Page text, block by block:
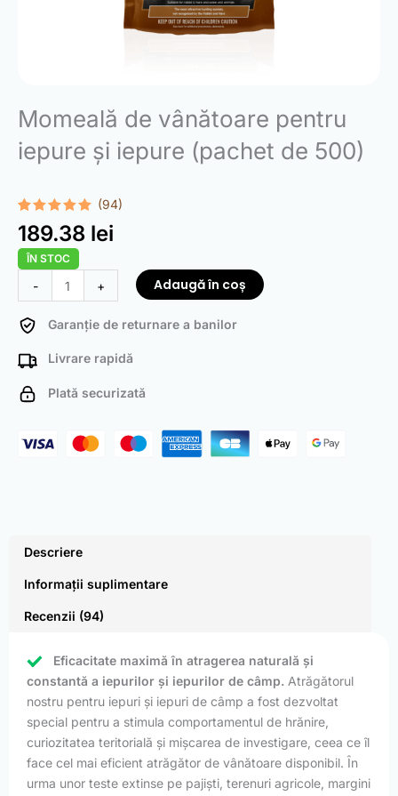
Momeală de vânătoare pentru
iepure și iepure (pachet de 500)
Evaluat la
4.97din 5
pe baza a
94
de evaluări
de la
clienți
(94)
189.38 lei
ÎN STOC
-
Cantitate
Hunting
Baits
Rabbit
Hare
Pack)
+ Adaugă în coș
Garanție de returnare a banilor
Livrare rapidă
Plată securizată
Descriere
Informații suplimentare
Recenzii (94)
Eficacitate maximă în atragerea naturală și
constantă a iepurilor și iepurilor de câmp. Atrăgătorul
nostru pentru iepuri și iepuri de câmp a fost dezvoltat
special pentru a stimula comportamentul de hrănire,
curiozitatea teritorială și mișcarea de investigare, ceea ce îl
face cel mai eficient atrăgător de vânătoare disponibil. În
urma unor teste extinse pe pajiști, terenuri agricole, margini